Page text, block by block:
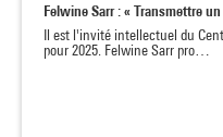
Felwine Sarr : « Transmettre
Il est l'invité intellectuel du
pour 2025. Felwine Sarr pro…